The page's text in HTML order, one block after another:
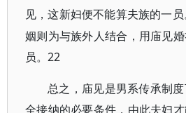
见，这新妇便不能算夫族的一员
姻则为与族外人结合，用庙见
员。22
总之，庙见是男系传承制
全接纳的必要条件，由此夫妇